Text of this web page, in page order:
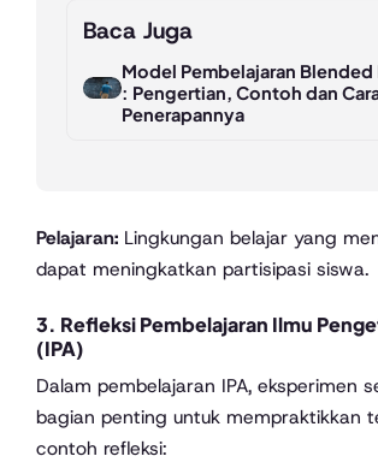
Baca Juga
Model Pembelajaran Blended
: Pengertian, Contoh dan
Penerapannya
Pelajaran: Lingkungan belajar yang
dapat meningkatkan partisipasi siswa.
3. Refleksi Pembelajaran Ilmu
(IPA)
Dalam pembelajaran IPA, eksperimen
bagian penting untuk mempraktikkan
contoh refleksi: